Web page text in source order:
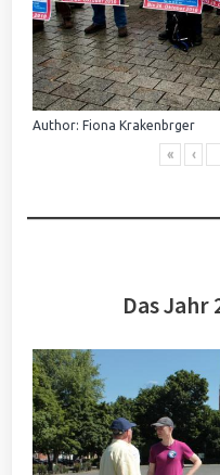
Author: Fiona Krakenbrger
« ‹
Das Jahr